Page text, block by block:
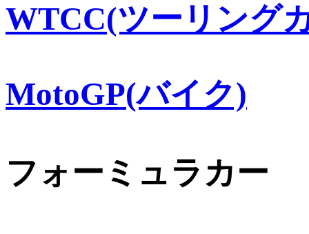
WTCC(ツーリング
MotoGP(バイク)
フォーミュラカー